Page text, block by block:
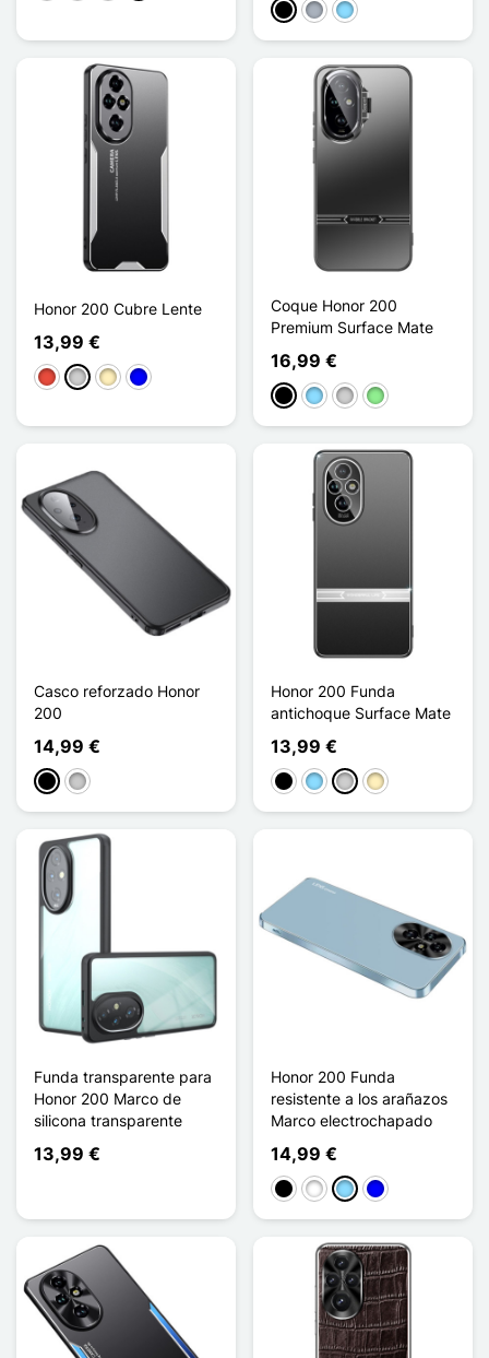
NegroGris Azul claro
Honor 200 Cubre Lente
13,99 €
RojoPlataOro Azul
Coque Honor 200
Premium Surface Mate
16,99 €
NegroAzul claro
PlataVerde claro
Casco reforzado Honor
200
14,99 €
NegroTransparente
Honor 200 Funda
antichoque Surface Mate
13,99 €
NegroAzul claro
PlataOro
Funda transparente para
Honor 200 Marco de
silicona transparente
13,99 €
Honor 200 Funda
resistente a los arañazos
Marco electrochapado
14,99 €
NegroBlancoAzul claro
Azul